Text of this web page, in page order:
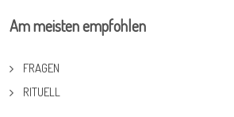
Am meisten empfohlen
FRAGEN
RITUELL